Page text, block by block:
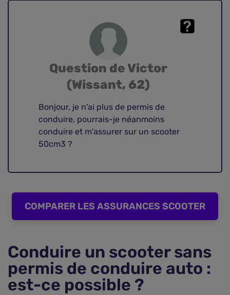
Question de Victor
(Wissant, 62)
Bonjour, je n'ai plus de permis de
conduire, pourrais-je néanmoins
conduire et m'assurer sur un scooter
50cm3 ?
COMPARER LES ASSURANCES SCOOTER
Conduire un scooter sans
permis de conduire auto :
est-ce possible ?